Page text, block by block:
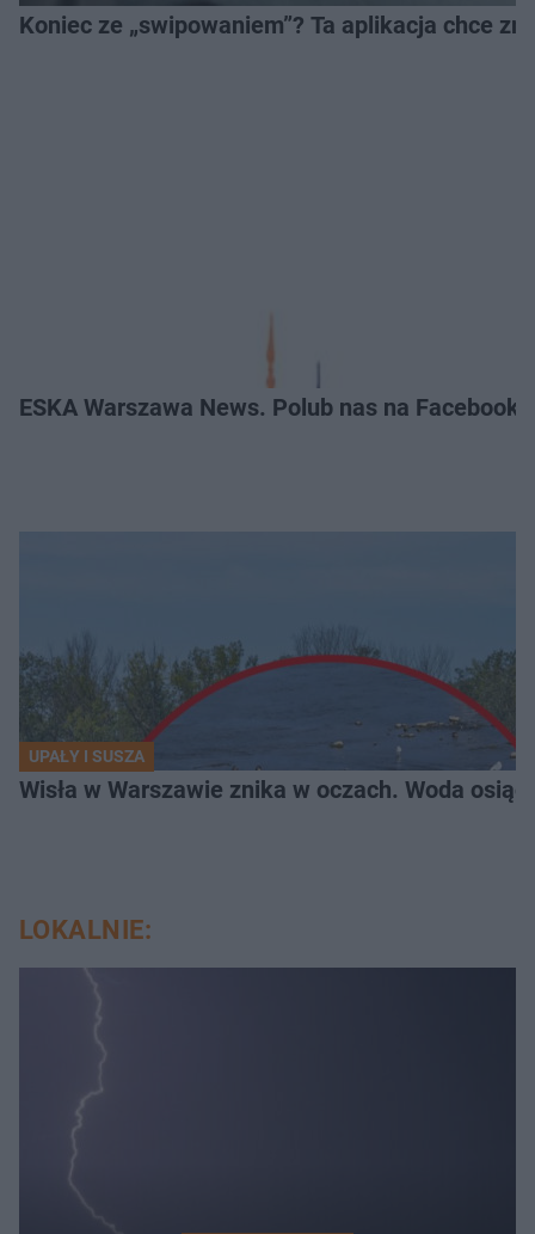
Koniec ze „swipowaniem”? Ta aplikacja chce
ESKA Warszawa News. Polub nas na
UPAŁY I SUSZA
Wisła w Warszawie znika w oczach. Woda
LOKALNIE: